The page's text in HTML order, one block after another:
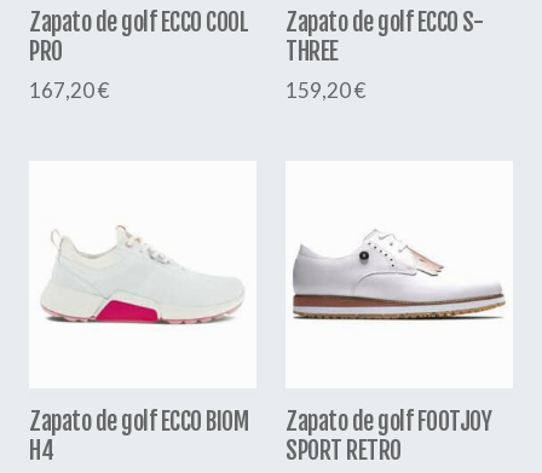
Zapato de golf ECCO COOL
PRO
167,20 €
Zapato de golf ECCO S-
THREE
159,20 €
Zapato de golf ECCO BIOM
H4
Zapato de golf FOOTJOY
SPORT RETRO